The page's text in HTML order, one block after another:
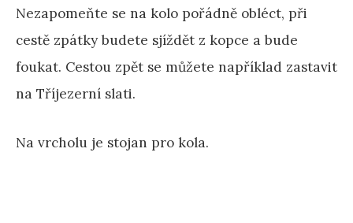
Nezapomeňte se na kolo pořádně obléct, při
cestě zpátky budete sjíždět z kopce a bude
foukat. Cestou zpět se můžete například zastavit
na Tříjezerní slati.
Na vrcholu je stojan pro kola.